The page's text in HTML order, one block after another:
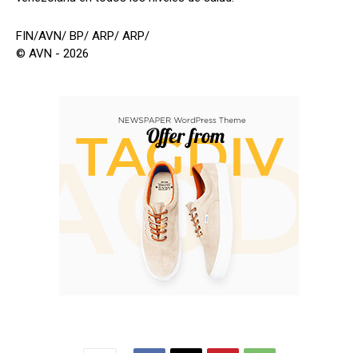
FIN/AVN/ BP/ ARP/ ARP/
© AVN - 2026